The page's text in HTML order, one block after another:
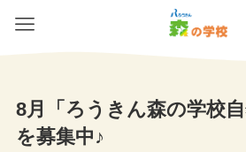
8月「ろうきん森の学校自
を募集中♪